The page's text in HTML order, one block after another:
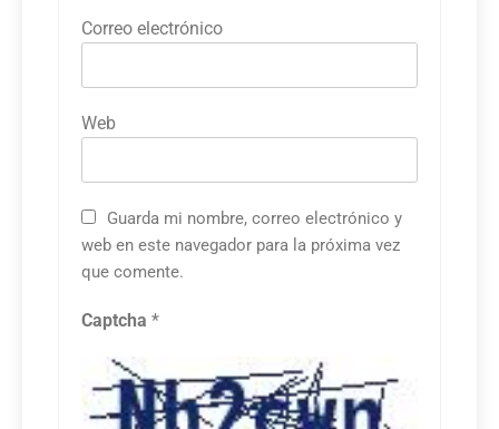
Correo electrónico
Web
Guarda mi nombre, correo electrónico y
web en este navegador para la próxima vez
que comente.
Captcha *